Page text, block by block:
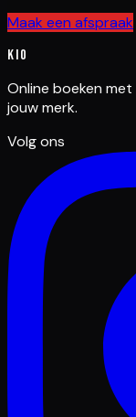
Maak een afspraak
Kio
Online boeken
jouw merk.
Volg ons